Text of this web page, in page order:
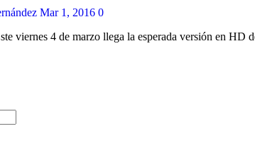
Mar 1, 2016 0
viernes 4 de marzo llega la esperada versión en HD